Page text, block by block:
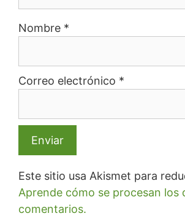
Nombre *
Correo electrónico *
Este sitio usa Akismet para
Aprende cómo se procesan los
comentarios.